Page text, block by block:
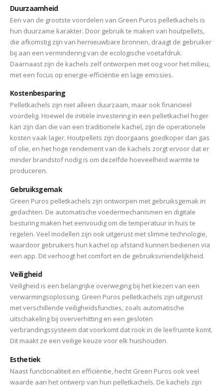
Duurzaamheid
Een van de grootste voordelen van Green Puros pelletkachels is
hun duurzame karakter. Door gebruik te maken van houtpellets,
die afkomstig zijn van hernieuwbare bronnen, draagt de gebruiker
bij aan een vermindering van de ecologische voetafdruk.
Daarnaast zijn de kachels zelf ontworpen met oog voor het milieu,
met een focus op energie-efficiëntie en lage emissies.
Kostenbesparing
Pelletkachels zijn niet alleen duurzaam, maar ook financieel
voordelig. Hoewel de initiële investering in een pelletkachel hoger
kan zijn dan die van een traditionele kachel, zijn de operationele
kosten vaak lager. Houtpellets zijn doorgaans goedkoper dan gas
of olie, en het hoge rendement van de kachels zorgt ervoor dat er
minder brandstof nodig is om dezelfde hoeveelheid warmte te
produceren.
Gebruiksgemak
Green Puros pelletkachels zijn ontworpen met gebruiksgemak in
gedachten. De automatische voedermechanismen en digitale
besturing maken het eenvoudig om de temperatuur in huis te
regelen. Veel modellen zijn ook uitgerust met slimme technologie,
waardoor gebruikers hun kachel op afstand kunnen bedienen via
een app. Dit verhoogt het comfort en de gebruiksvriendelijkheid.
Veiligheid
Veiligheid is een belangrijke overweging bij het kiezen van een
verwarmingsoplossing. Green Puros pelletkachels zijn uitgerust
met verschillende veiligheidsfuncties, zoals automatische
uitschakeling bij oververhitting en een gesloten
verbrandingssysteem dat voorkomt dat rook in de leefruimte komt.
Dit maakt ze een veilige keuze voor elk huishouden.
Esthetiek
Naast functionaliteit en efficiëntie, hecht Green Puros ook veel
waarde aan het ontwerp van hun pelletkachels. De kachels zijn